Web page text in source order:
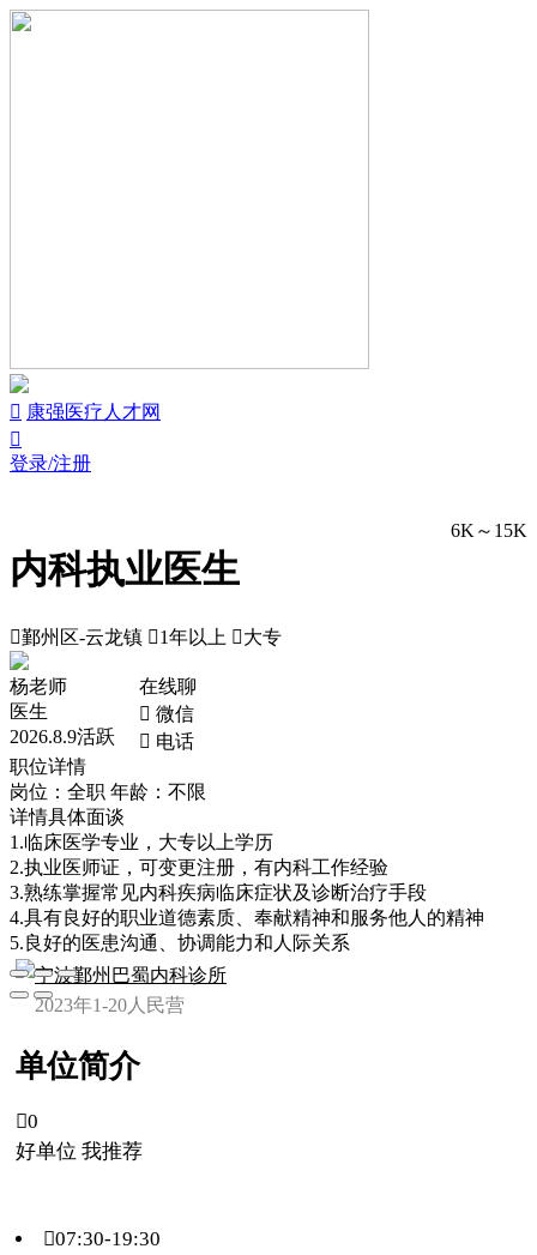
 康强医疗人才网

登录/注册
内科执业医生
6K～15K
鄞州区-云龙镇 1年以上 大专
杨老师
医生
2026.8.9活跃
在线聊
 微信
 电话
职位详情
岗位：全职 年龄：不限
详情具体面谈
1.临床医学专业，大专以上学历
2.执业医师证，可变更注册，有内科工作经验
3.熟练掌握常见内科疾病临床症状及诊断治疗手段
4.具有良好的职业道德素质、奉献精神和服务他人的精神
5.良好的医患沟通、协调能力和人际关系
宁波鄞州巴蜀内科诊所
2023年1-20人 民营
单位简介
0
好单位 我推荐
07:30-19:30